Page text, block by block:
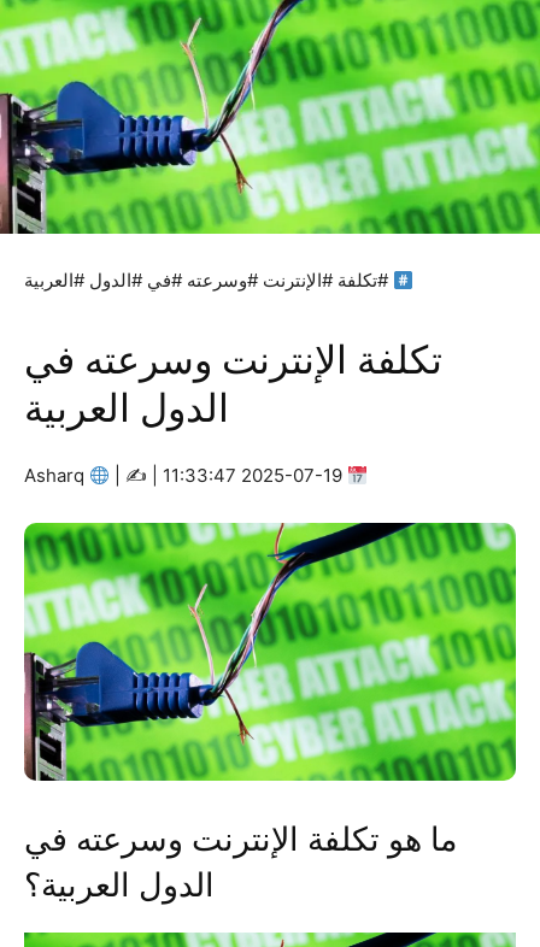
#تكلفة #الإنترنت #وسرعته #في #الدول #العربية
تكلفة الإنترنت وسرعته في
الدول العربية
ما هو تكلفة الإنترنت وسرعته في
الدول العربية؟